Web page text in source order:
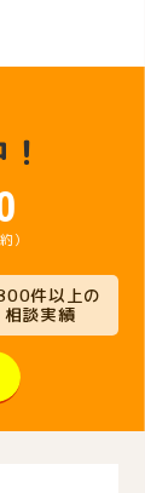
）
件以上の
相談実績